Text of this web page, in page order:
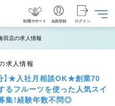
転職サポート 会員登録 ログイン
田店の求人情報
求人情報
】★入社月相談OK★創業70
るフルーツを使った人気スイ
集！経験年数不問◎